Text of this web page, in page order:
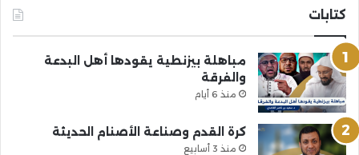
كتابات
مباهلة بيزنطية يقودها أهل البدعة
والفرقة
منذ 6 أيام
كرة القدم وصناعة الأصنام الحديثة
منذ 3 أسابيع